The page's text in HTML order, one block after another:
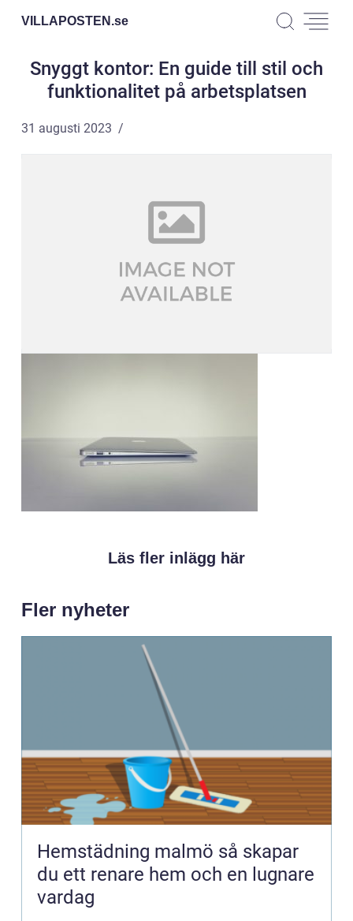
VILLAPOSTEN.se
Snyggt kontor: En guide till stil och
funktionalitet på arbetsplatsen
31 augusti 2023
Läs fler inlägg här
Fler nyheter
Hemstädning malmö så skapar
du ett renare hem och en lugnare
vardag